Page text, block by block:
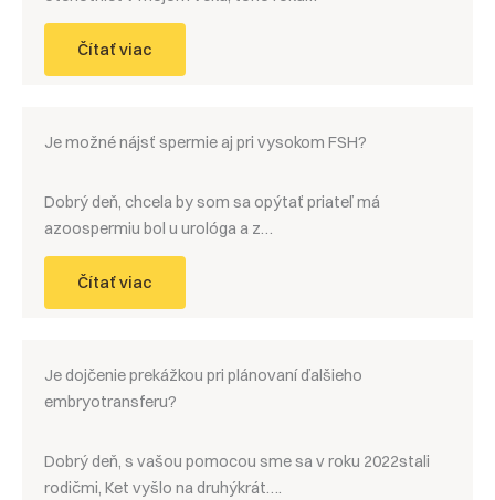
Čítať viac
Je možné nájsť spermie aj pri vysokom FSH?
Dobrý deň, chcela by som sa opýtať priateľ má
azoospermiu bol u urológa a z…
Čítať viac
Je dojčenie prekážkou pri plánovaní ďalšieho
embryotransferu?
Dobrý deň, s vašou pomocou sme sa v roku 2022stali
rodičmi, Ket vyšlo na druhýkrát….